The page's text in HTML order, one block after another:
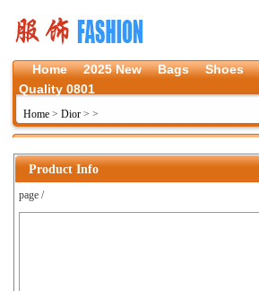
Home 2025 New Bags Shoes
Quality 0801
Home > Dior > >
Product Info
page /